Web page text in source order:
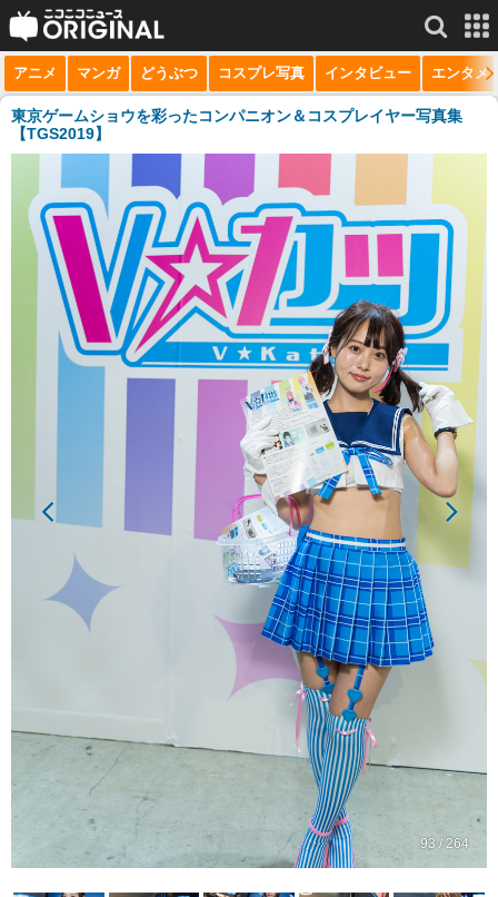
サービス一覧 もっと見る
niconico
動画
生放送
ニュース
チャンネル
マンガ
アニメ マンガ どうぶつ コスプレ写真 インタビュー エンタメ
東京ゲームショウを彩ったコンパニオン＆コスプレイヤー写真集
【TGS2019】
93 / 264